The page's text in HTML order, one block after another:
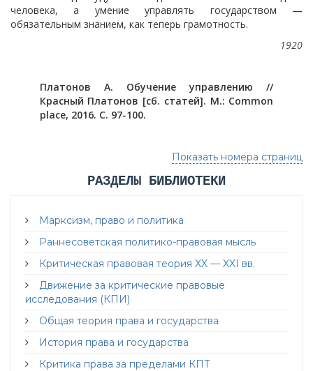
человека, а умение управлять государством —
обязательным знанием, как теперь грамотность.
1920
Платонов А. Обучение управлению //
Красный Платонов [сб. статей]. М.: Common
place, 2016. С. 97-100.
Показать номера страниц
РАЗДЕЛЫ БИБЛИОТЕКИ
Марксизм, право и политика
Раннесоветская политико-правовая мысль
Критическая правовая теория XX — XXI вв.
Движение за критические правовые
исследования (КПИ)
Общая теория права и государства
История права и государства
Критика права за пределами КПТ